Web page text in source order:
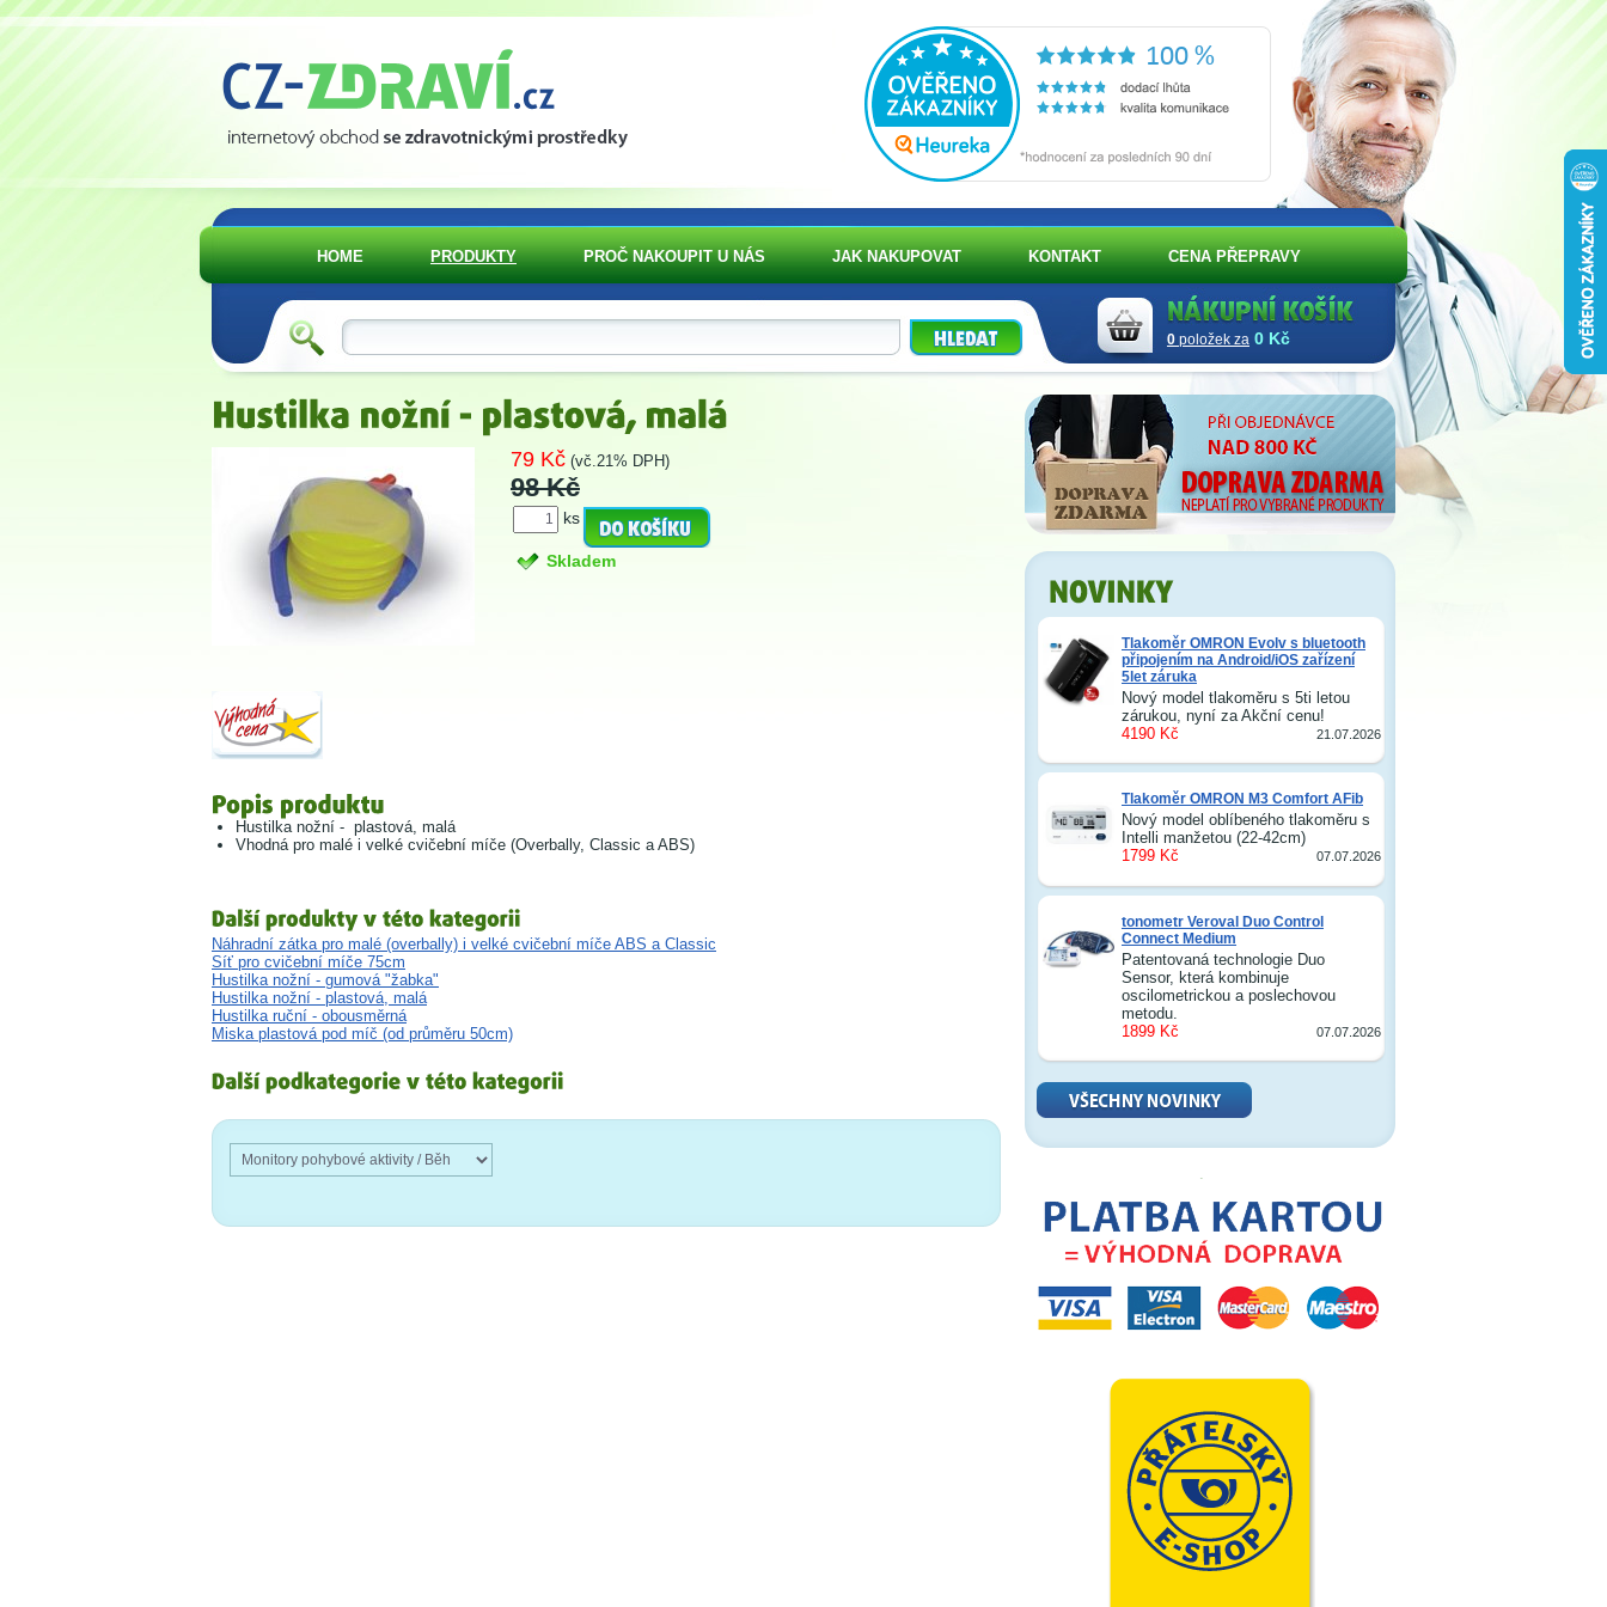
79 Kč (vč.21% DPH)
98 Kč
ks
Skladem
Hustilka nožní - plastová, malá
Vhodná pro malé i velké cvičební míče (Overbally, Classic a ABS)
Náhradní zátka pro malé (overbally) i velké cvičební míče ABS a Classic
Síť pro cvičební míče 75cm
Hustilka nožní - gumová "žabka"
Hustilka nožní - plastová, malá
Hustilka ruční - obousměrná
Miska plastová pod míč (od průměru 50cm)
Tlakoměr OMRON Evolv s bluetooth
připojením na Android/iOS zařízení
5let záruka
Nový model tlakoměru s 5ti letou
zárukou, nyní za Akční cenu!
4190 Kč
21.07.2026
Tlakoměr OMRON M3 Comfort AFib
Nový model oblíbeného tlakoměru s
Intelli manžetou (22-42cm)
1799 Kč
07.07.2026
tonometr Veroval Duo Control
Connect Medium
Patentovaná technologie Duo
Sensor, která kombinuje
oscilometrickou a poslechovou
metodu.
1899 Kč
07.07.2026
HOME PRODUKTY PROČ NAKOUPIT U NÁS JAK NAKUPOVAT KONTAKT CENA PŘEPRAVY
0 položek za 0 Kč